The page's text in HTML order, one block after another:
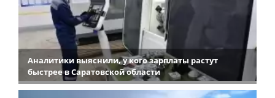
Аналитики выяснили, у кого зарплаты растут
быстрее в Саратовской области